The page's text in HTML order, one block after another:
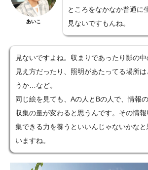
あいこ
ところをなかなか普通に
見ないですもんね。
見ないですよね。収まりであったり影の中
見え方だったり、照明があたってる場所は
うか…など。
同じ絵を見ても、Aの人とBの人で、情報の
収集の量が変わると思うんです。その情報
集できる力を養うといいんじゃないかなと
いますね。